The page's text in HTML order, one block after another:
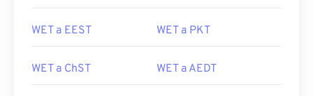
WET a EEST WET a PKT
WET a ChST WET a AEDT